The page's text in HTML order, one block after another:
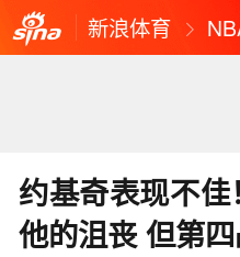
新浪体育
约基奇表现不
他的沮丧 但第